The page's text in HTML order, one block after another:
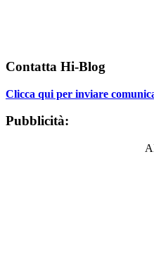
Contatta Hi-Blog
Clicca qui per inviare
Pubblicità: